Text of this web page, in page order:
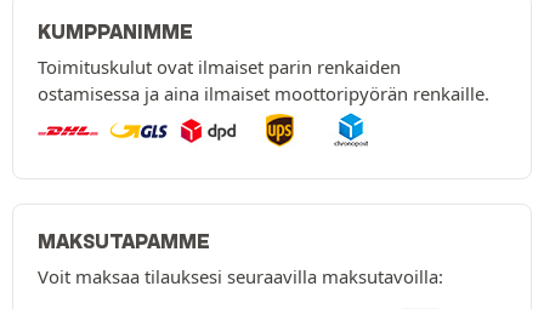
KUMPPANIMME
Toimituskulut ovat ilmaiset parin renkaiden
ostamisessa ja aina ilmaiset moottoripyörän renkaille.
MAKSUTAPAMME
Voit maksaa tilauksesi seuraavilla maksutavoilla: